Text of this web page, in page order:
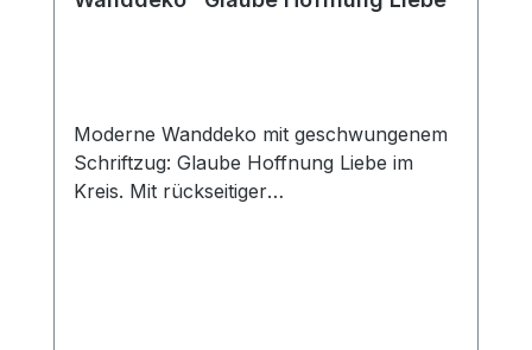
Moderne Wanddeko mit geschwungenem
Schriftzug: Glaube Hoffnung Liebe im
Kreis. Mit rückseitiger